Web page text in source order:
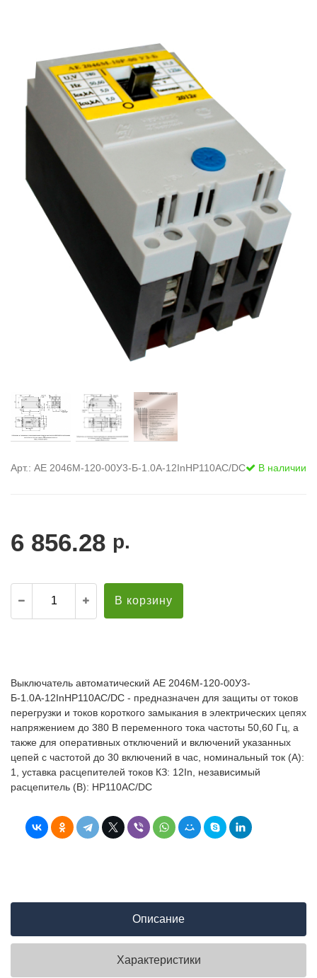
Стремянки с
Стремянки с
опорой
Ширмы
РЗА (шторы)
Штендеры
Щиты
диэлектрические
Арт.: АЕ 2046М-120-00У3-Б-1.0А-12InНР110AC/DC В наличии
6 856.28 р.
В корзину
Выключатель автоматический АЕ 2046М-120-00У3-
Б-1.0А-12InНР110AC/DC - предназначен для защиты от токов
перегрузки и токов короткого замыкания в электрических цепях
напряжением до 380 В переменного тока частоты 50,60 Гц, а
также для оперативных отключений и включений указанных
цепей с частотой до 30 включений в час, номинальный ток (А):
1, уставка расцепителей токов КЗ: 12In, независимый
расцепитель (В): НР110AC/DC
Описание
Характеристики